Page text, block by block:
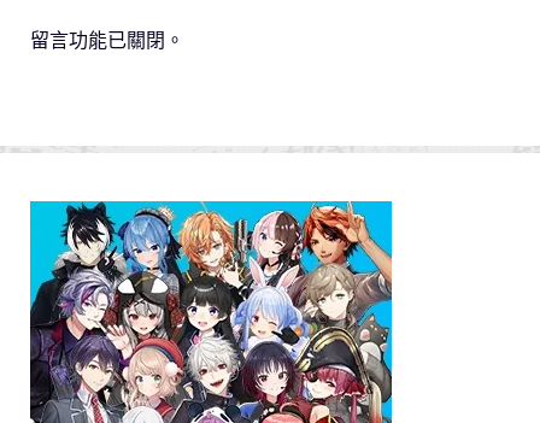
留言功能已關閉。